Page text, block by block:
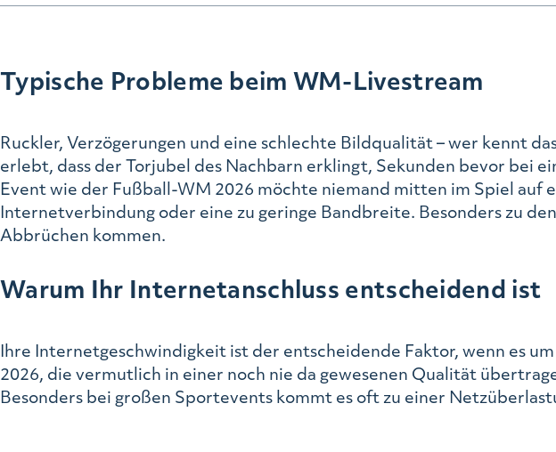
Typische Probleme beim WM-Livestream
Ruckler, Verzögerungen und eine schlechte Bildqualität – wer kennt
erlebt, dass der Torjubel des Nachbarn erklingt, Sekunden bevor bei
Event wie der Fußball-WM 2026 möchte niemand mitten im Spiel auf
Internetverbindung oder eine zu geringe Bandbreite. Besonders zu
Abbrüchen kommen.
Warum Ihr Internetanschluss entscheidend ist
Ihre Internetgeschwindigkeit ist der entscheidende Faktor, wenn es
2026, die vermutlich in einer noch nie da gewesenen Qualität
Besonders bei großen Sportevents kommt es oft zu einer